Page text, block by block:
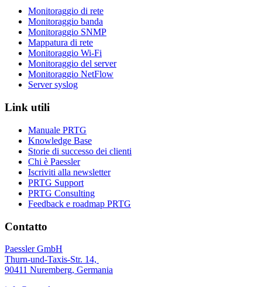
Monitoraggio di rete
Monitoraggio banda
Monitoraggio SNMP
Mappatura di rete
Monitoraggio Wi-Fi
Monitoraggio del server
Monitoraggio NetFlow
Server syslog
Link utili
Manuale PRTG
Knowledge Base
Storie di successo dei clienti
Chi è Paessler
Iscriviti alla newsletter
PRTG Support
PRTG Consulting
Feedback e roadmap PRTG
Contatto
Paessler GmbH
Thurn-und-Taxis-Str. 14,
90411 Nuremberg, Germania